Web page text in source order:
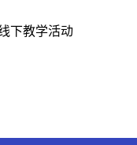
下教学活动